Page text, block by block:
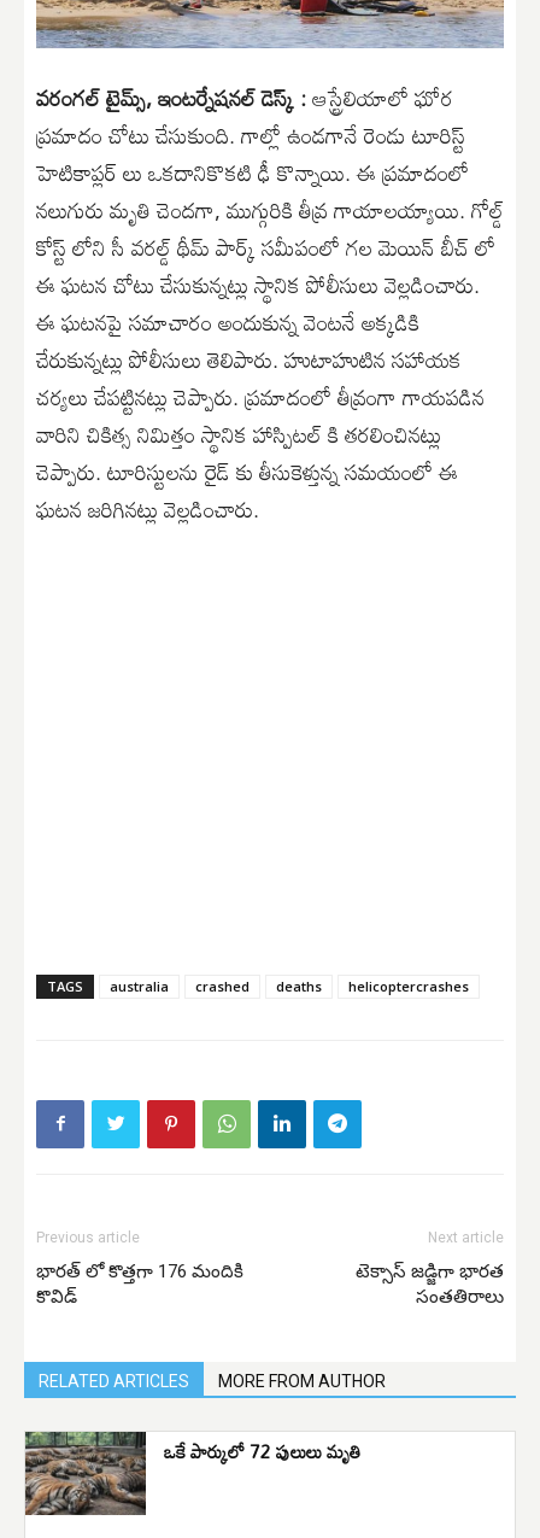
వరంగల్ టైమ్స్, ఇంటర్నేషనల్ డెస్క్ :ఆస్ట్రేలియాలో ఘోర
ప్రమాదం చోటు చేసుకుంది. గాల్లో ఉండగానే రెండు టూరిస్ట్
హెటికాప్లర్ లు ఒకదానికొకటి ఢీ కొన్నాయి. ఈ ప్రమాదంలో
నలుగురు మృతి చెందగా, ముగ్గురికి తీవ్ర గాయాలయ్యాయి. గోల్డ్
కోస్ట్ లోని సీ వరల్డ్ థీమ్ పార్క్ సమీపంలో గల మెయిన్ బీచ్ లో
ఈ ఘటన చోటు చేసుకున్నట్లు స్థానిక పోలీసులు వెల్లడించారు.
ఈ ఘటనపై సమాచారం అందుకున్న వెంటనే అక్కడికి
చేరుకున్నట్లు పోలీసులు తెలిపారు. హుటాహుటిన సహాయక
చర్యలు చేపట్టినట్లు చెప్పారు. ప్రమాదంలో తీవ్రంగా గాయపడిన
వారిని చికిత్స నిమిత్తం స్థానిక హాస్పిటల్ కి తరలించినట్లు
చెప్పారు. టూరిస్టులను రైడ్ కు తీసుకెళ్తున్న సమయంలో ఈ
ఘటన జరిగినట్లు వెల్లడించారు.
TAGS australia crashed deaths helicoptercrashes
Previous article
భారత్ లో కొత్తగా 176 మందికి
కొవిడ్
Next article
టెక్సాస్ జడ్జిగా భారత
సంతతిరాలు
RELATED ARTICLES MORE FROM AUTHOR
ఒకే పార్కులో 72 పులులు మృతి